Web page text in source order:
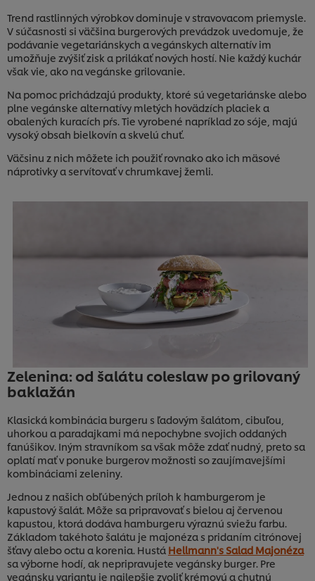
Trend rastlinných výrobkov dominuje v stravovacom priemysle.
V súčasnosti si väčšina burgerových prevádzok uvedomuje, že
podávanie vegetariánskych a vegánskych alternatív im
umožňuje zvýšiť zisk a prilákať nových hostí. Nie každý kuchár
však vie, ako na vegánske grilovanie.
Na pomoc prichádzajú produkty, ktoré sú vegetariánske alebo
plne vegánske alternatívy mletých hovädzích placiek a
obalených kuracích pŕs. Tie vyrobené napríklad zo sóje, majú
vysoký obsah bielkovín a skvelú chuť.
Väčsinu z nich môžete ich použiť rovnako ako ich mäsové
náprotivky a servítovať v chrumkavej žemli.
Zelenina: od šalátu coleslaw po grilovaný
baklažán
Klasická kombinácia burgeru s ľadovým šalátom, cibuľou,
uhorkou a paradajkami má nepochybne svojich oddaných
fanúšikov. Iným stravníkom sa však môže zdať nudný, preto sa
oplatí mať v ponuke burgerov možnosti so zaujímavejšími
kombináciami zeleniny.
Jednou z našich obľúbených príloh k hamburgerom je
kapustový šalát. Môže sa pripravovať s bielou aj červenou
kapustou, ktorá dodáva hamburgeru výraznú sviežu farbu.
Základom takéhoto šalátu je majonéza s pridaním citrónovej
šťavy alebo octu a korenia. Hustá Hellmann's Salad Majonéza
sa výborne hodí, ak nepripravujete vegánsky burger. Pre
vegánsku variantu je najlepšie zvoliť krémovú a chutnú